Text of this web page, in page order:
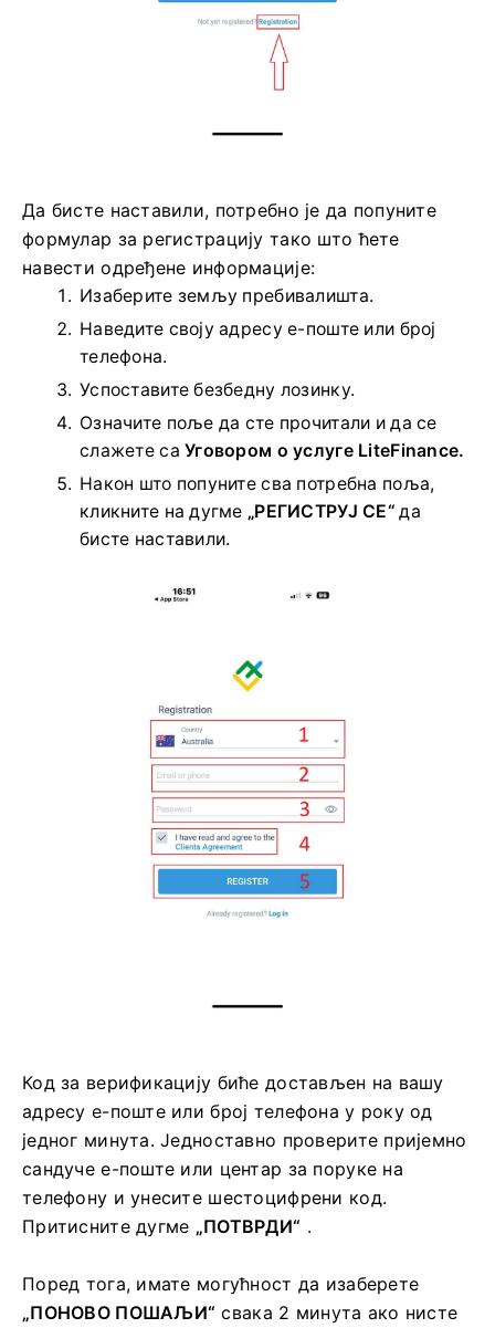
Да бисте наставили, потребно је да попуните
формулар за регистрацију тако што ћете
навести одређене информације:
Изаберите земљу пребивалишта.
Наведите своју адресу е-поште или број
телефона.
Успоставите безбедну лозинку.
Означите поље да сте прочитали и да се
слажете саУговором о услуге LiteFinance.
Након што попуните сва потребна поља,
кликните на дугме „РЕГИСТРУЈ СЕ“да
бисте наставили.
Код за верификацију биће достављен на вашу
адресу е-поште или број телефона у року од
једног минута. Једноставно проверите пријемно
сандуче е-поште или центар за поруке на
телефону и унесите шестоцифрени код.
Притисните дугме „ПОТВРДИ“ .
Поред тога, имате могућност да изаберете
„ПОНОВО ПОШАЉИ“ свака 2 минута ако нисте